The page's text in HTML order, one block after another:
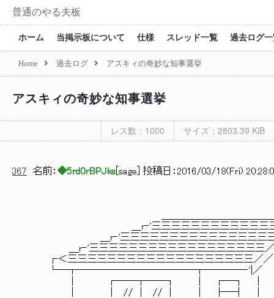
普通のやる夫板
ホーム 当掲示板について 仕様 スレッド一覧 過去ログ
Home 過去ログ アスキィの奇妙な知事選挙
アスキィの奇妙な知事選挙
レス数：1000 サイズ：2803.39 KiB
367 名前： ◆5rd0rBPJks sage ] 投稿日： 2016/03/18(Fri)
＿r‐'三三三三三三三三三三三三三三
＿r‐'三三三三三三三三三三三三三三三三
＿r‐'三三三三三三三三三三三三三三三三
┌＜三三三三三三三三三三三三三三三
└─┬───────────―┬────‐'|
｜ ┌──┬──┐ ｜ ┌─┐ ｜
｜ ｜ // │ // │ ｜ ├─┤ ｜